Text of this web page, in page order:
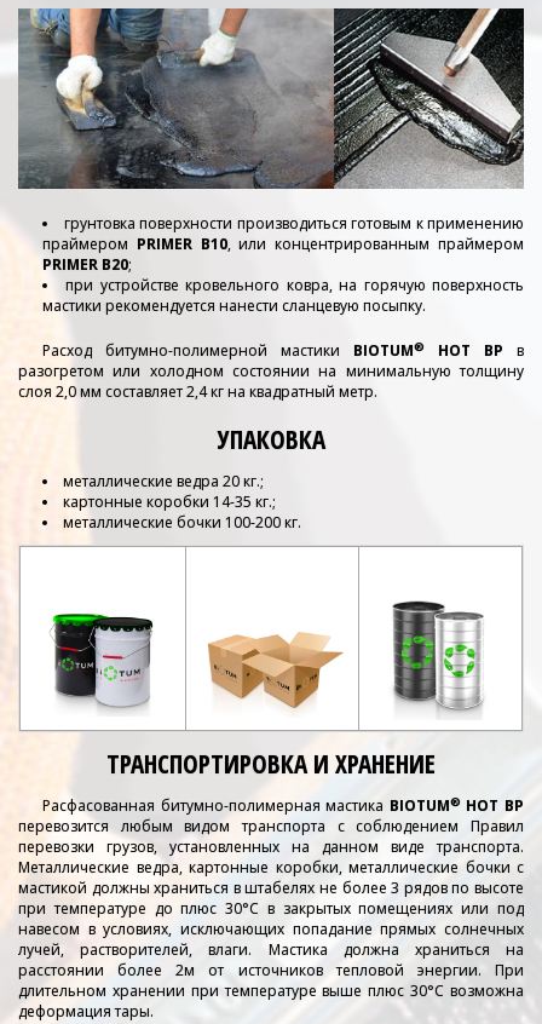
грунтовка поверхности производиться готовым к применению
праймером PRIMER B10, или концентрированным праймером
PRIMER B20;
при устройстве кровельного ковра, на горячую поверхность
мастики рекомендуется нанести сланцевую посыпку.
Расход битумно-полимерной мастики BIOTUM® HOT BР в
разогретом или холодном состоянии на минимальную толщину
слоя 2,0 мм составляет 2,4 кг на квадратный метр.
УПАКОВКА
металлические ведра 20 кг.;
картонные коробки 14-35 кг.;
металлические бочки 100-200 кг.
ТРАНСПОРТИРОВКА И ХРАНЕНИЕ
Расфасованная битумно-полимерная мастика BIOTUM®HOT BР
перевозится любым видом транспорта с соблюдением Правил
перевозки грузов, установленных на данном виде транспорта.
Металлические ведра, картонные коробки, металлические бочки с
мастикой должны храниться в штабелях не более 3 рядов по высоте
при температуре до плюс 30°С в закрытых помещениях или под
навесом в условиях, исключающих попадание прямых солнечных
лучей, растворителей, влаги. Мастика должна храниться на
расстоянии более 2м от источников тепловой энергии. При
длительном хранении при температуре выше плюс 30°С возможна
деформация тары.